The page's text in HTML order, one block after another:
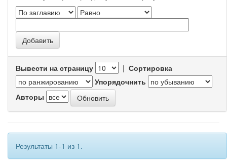
Вывести на страницу | Сортировка
Упорядочнить
Авторы
Результаты 1-1 из 1.